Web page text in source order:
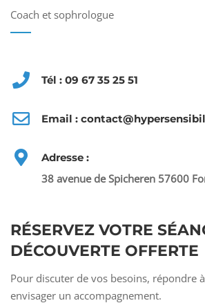
Coach et sophrologue
Tél : 09 67 35 25 51
Email :
Adresse :
38 avenue de Spicheren 57600
RÉSERVEZ VOTRE
DÉCOUVERTE OFFERTE
Pour discuter de vos besoins, répondre
envisager un accompagnement.